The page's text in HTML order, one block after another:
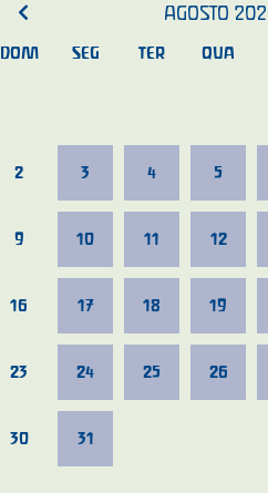
AGOSTO
DOM SEG TER QUA
2 3 4 5
9 10 11 12
16 17 18 19
23 24 25 26
30 31